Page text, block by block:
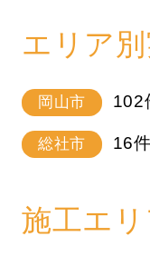
エリア
岡山市 102
総社市 16件
施工エ